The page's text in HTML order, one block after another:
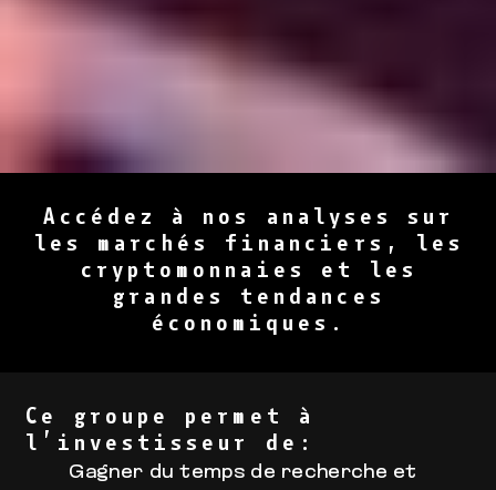
Accédez à nos analyses sur
les marchés financiers, les
cryptomonnaies et les
grandes tendances
économiques.
Ce groupe permet à
l’investisseur de:
Gagner du temps de recherche et